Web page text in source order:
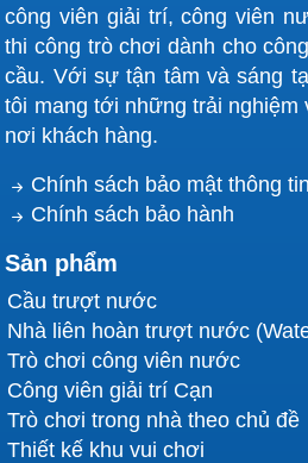
công viên giải trí, công viên
thi công trò chơi dành cho
cầu. Với sự tận tâm và sáng
tôi mang tới những trải nghiệm
nơi khách hàng.
Chính sách bảo mật thông tin
Chính sách bảo hành
Sản phẩm
Cầu trượt nước
Nhà liên hoàn trượt nước
Trò chơi công viên nước
Công viên giải trí Cạn
Trò chơi trong nhà theo chủ đề
Thiết kế khu vui chơi